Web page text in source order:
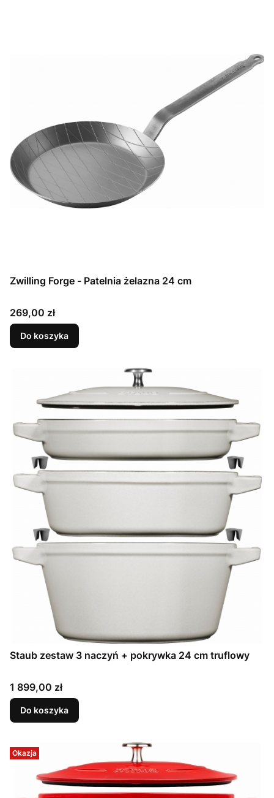
Zwilling Forge - Patelnia żelazna 24 cm
Cena
269,00 zł
Do koszyka
Staub zestaw 3 naczyń + pokrywka 24 cm truflowy
Cena
1 899,00 zł
Do koszyka
Okazja